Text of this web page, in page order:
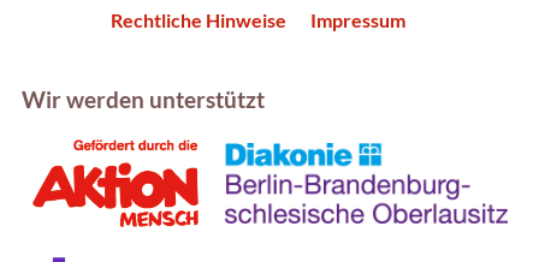
Wir werden unterstützt
Rechtliche Hinweise
Impressum